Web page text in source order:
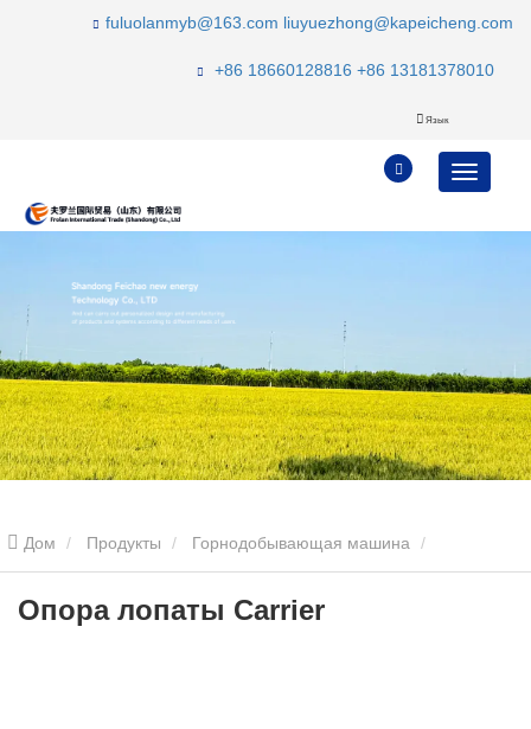
fuluolanmyb@163.com liuyuezhong@kapeicheng.com
+86 18660128816 +86 13181378010
Язык
Дом Продукты Горнодобывающая машина
Автомобиль для борьбы с беспорядками
Опора лопаты Carrier